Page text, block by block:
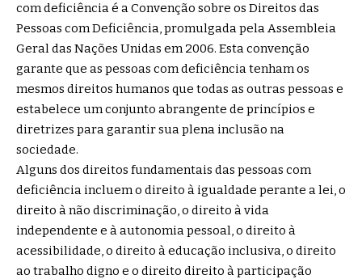
com deficiência é a Convenção sobre os Direitos das
Pessoas com Deficiência, promulgada pela Assembleia
Geral das Nações Unidas em 2006. Esta convenção
garante que as pessoas com deficiência tenham os
mesmos direitos humanos que todas as outras pessoas e
estabelece um conjunto abrangente de princípios e
diretrizes para garantir sua plena inclusão na
sociedade.
Alguns dos direitos fundamentais das pessoas com
deficiência incluem o direito à igualdade perante a lei, o
direito à não discriminação, o direito à vida
independente e à autonomia pessoal, o direito à
acessibilidade, o direito à educação inclusiva, o direito
ao trabalho digno e o direito direito à participação